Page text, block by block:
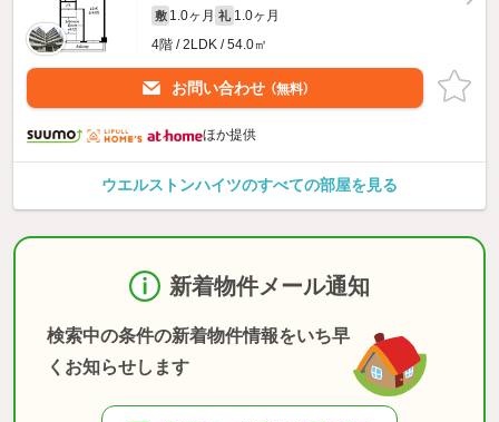
敷 1.0ヶ月 礼 1.0ヶ月
4階 / 2LDK / 54.0㎡
お問い合わせ （無料）
ほか提供
ウエルストンハイツのすべての部屋を見る
新着物件メール通知
検索中の条件の新着物件情報をいち早
くお知らせします